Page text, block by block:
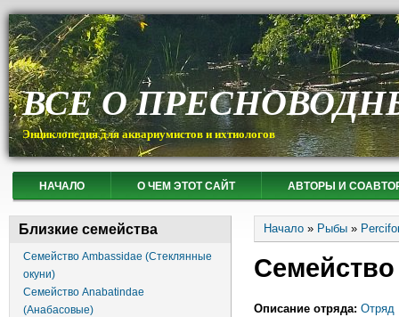
ВСЕ О
Энциклопедия для аквариумистов и ихтиологов
НАЧАЛО О ЧЕМ ЭТОТ САЙТ АВТОРЫ И
Близкие семейства
Семейство Ambassidae (Стеклянные
окуни)
Семейство Anabatindae
(Анабасовые)
Вы здесь
Начало » Рыбы »
Описание отряда: Отряд